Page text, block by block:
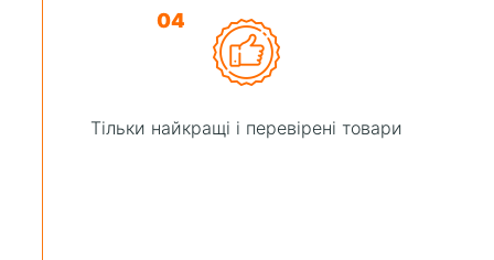
04
Тільки найкращі і перевірені товари